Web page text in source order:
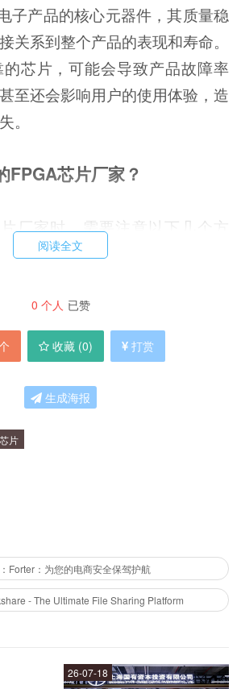
子产品的核心元器件，其质量稳
关系到整个产品的表现和寿命。
芯片，可能会导致产品故障率
至还会影响用户的使用体验，造
。
FPGA芯片厂家？
厂家时，需要注意以下几个方
名度：选择知名度高、信誉度好的厂家，
芯片制造工艺越先进，芯片质量越好，产
也越高。
厂家的质量控制水平越高，产品的质量稳
高。
售后服务能够保障产品在使用过程中的正
。
的FPGA芯片厂家？
家：
领先的可编程逻辑器件供应商，其FPGA
功耗、高可靠性等特点，广泛应用于通
界著名的可编程逻辑器件供应商，其
阅读全文
0 个人 已赞
收藏 (0) 打赏
生成海报
芯片
Forter：为您的电商安全保驾护航
- The Ultimate File Sharing Platform
26-07-18